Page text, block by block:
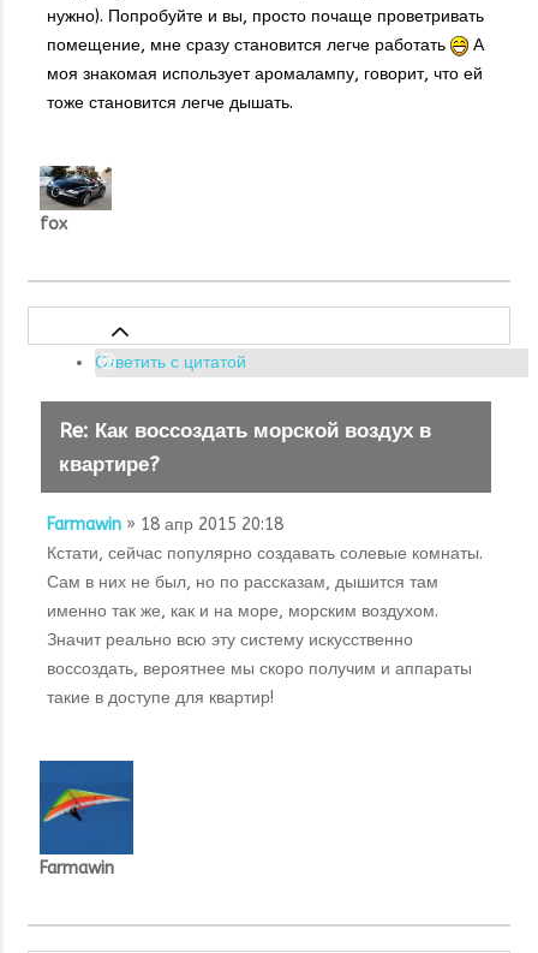
нужно). Попробуйте и вы, просто почаще проветривать
помещение, мне сразу становится легче работать
А
моя знакомая использует аромалампу, говорит, что ей
тоже становится легче дышать.
fox
Ответить с цитатой
Re: Как воссоздать морской воздух в
квартире?
Farmawin » 18 апр 2015 20:18
Кстати, сейчас популярно создавать солевые комнаты.
Сам в них не был, но по рассказам, дышится там
именно так же, как и на море, морским воздухом.
Значит реально всю эту систему искусственно
воссоздать, вероятнее мы скоро получим и аппараты
такие в доступе для квартир!
Farmawin